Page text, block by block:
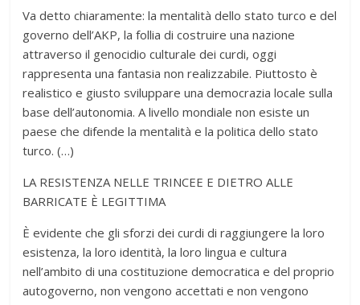
Va detto chiaramente: la mentalità dello stato turco e del
governo dell’AKP, la follia di costruire una nazione
attraverso il genocidio culturale dei curdi, oggi
rappresenta una fantasia non realizzabile. Piuttosto è
realistico e giusto sviluppare una democrazia locale sulla
base dell’autonomia. A livello mondiale non esiste un
paese che difende la mentalità e la politica dello stato
turco. (…)
LA RESISTENZA NELLE TRINCEE E DIETRO ALLE
BARRICATE È LEGITTIMA
È evidente che gli sforzi dei curdi di raggiungere la loro
esistenza, la loro identità, la loro lingua e cultura
nell’ambito di una costituzione democratica e del proprio
autogoverno, non vengono accettati e non vengono